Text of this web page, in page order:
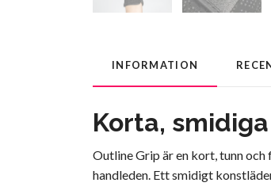
INFORMATION
Korta,
Outline Grip är en kort, tunn
handleden. Ett smidigt